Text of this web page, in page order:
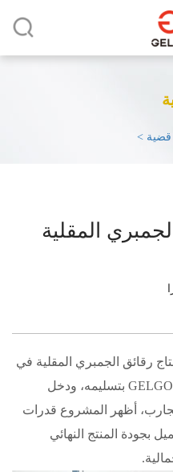
قضية >
المقلية
رقائق الجمبري المقلية في
إندونيسيا، والذي قامت شركة GELGOOG بتسليمه، ودخل
أظهر المشروع قدرات
بجودة المنتج النهائي